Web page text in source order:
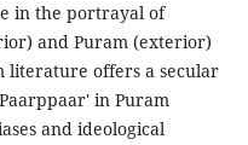
in the portrayal of
and Puram (exterior)
literature offers a secular
in Puram
and ideological